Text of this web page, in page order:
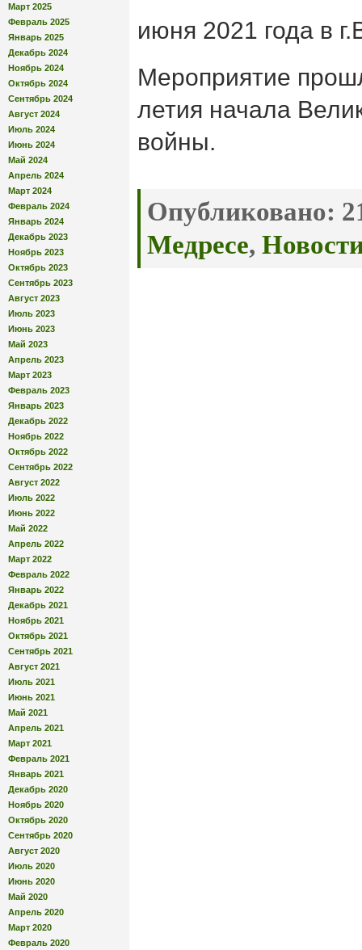
Март 2025
Февраль 2025
Январь 2025
Декабрь 2024
Ноябрь 2024
Октябрь 2024
Сентябрь 2024
Август 2024
Июль 2024
Июнь 2024
Май 2024
Апрель 2024
Март 2024
Февраль 2024
Январь 2024
Декабрь 2023
Ноябрь 2023
Октябрь 2023
Сентябрь 2023
Август 2023
Июль 2023
Июнь 2023
Май 2023
Апрель 2023
Март 2023
Февраль 2023
Январь 2023
Декабрь 2022
Ноябрь 2022
Октябрь 2022
Сентябрь 2022
Август 2022
Июль 2022
Июнь 2022
Май 2022
Апрель 2022
Март 2022
Февраль 2022
Январь 2022
Декабрь 2021
Ноябрь 2021
Октябрь 2021
Сентябрь 2021
Август 2021
Июль 2021
Июнь 2021
Май 2021
Апрель 2021
Март 2021
Февраль 2021
Январь 2021
Декабрь 2020
Ноябрь 2020
Октябрь 2020
Сентябрь 2020
Август 2020
Июль 2020
Июнь 2020
Май 2020
Апрель 2020
Март 2020
Февраль 2020
июня 2021 года в
Мероприятие
летия начала
войны.
Опубликовано:
Медресе,